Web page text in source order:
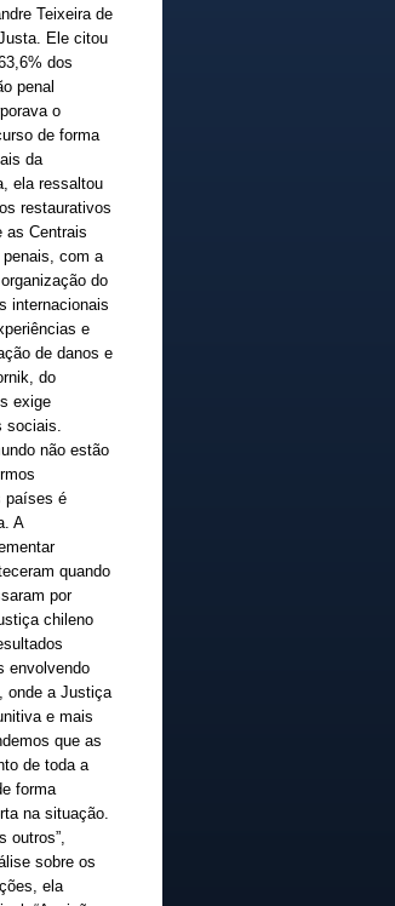
Teixeira de
Ele citou
dos
penal
o
de forma
da
ela ressaltou
restaurativos
as Centrais
com a
do
internacionais
e
de danos e
do
exige
sociais.
não estão
países é
A
quando
por
chileno
envolvendo
onde a Justiça
e mais
que as
de toda a
forma
na situação.
outros”,
sobre os
ela